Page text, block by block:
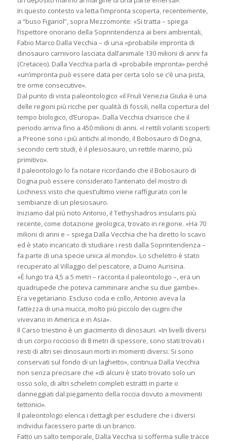
In questo contesto va letta l’impronta scoperta, recentemente,
a “buso Figariol”, sopra Mezzomonte: «Si tratta – spiega
l’ispettore onorario della Soprintendenza ai beni ambientali,
Fabio Marco Dalla Vecchia – di una «probabile impronta di
dinosauro carnivoro lasciata dall’animale 130 milioni di anni fa
(Cretaceo). Dalla Vecchia parla di «probabile impronta» perché
«un’impronta può essere data per certa solo se c’è una pista,
tre orme consecutive».
Dal punto di vista paleontologico «il Friuli Venezia Giulia è una
delle regioni più ricche per qualità di fossili, nella copertura del
tempo biologico, d’Europa». Dalla Vecchia chiarisce che il
periodo arriva fino a 450 milioni di anni. «I rettili volanti scoperti
a Preone sono i più antichi al mondo, il Bobosauro di Dogna,
secondo certi studi, è il plesiosauro, un rettile marino, più
primitivo».
Il paleontologo lo fa notare ricordando che il Bobosauro di
Dogna può essere considerato l’antenato del mostro di
Lochness visto che quest’ultimo viene raffigurato con le
sembianze di un plesiosauro.
Iniziamo dal più noto Antonio, il Tethyshadros insularis più
recente, come dotazione geologica, trovato in regione. «Ha 70
milioni di anni e – spiega Dalla Vecchia che ha diretto lo scavo
ed è stato incaricato di studiare i resti dalla Soprintendenza –
fa parte di una specie unica al mondo». Lo scheletro è stato
recuperato al Villaggio del pescatore, a Duino Aurisina.
«È lungo tra 4,5 a 5 metri – racconta il paleontologo –, era un
quadrupede che poteva camminare anche su due gambe».
Era vegetariano. Escluso coda e collo, Antonio aveva la
fattezza di una mucca, molto più piccolo dei cugini che
vivevano in America e in Asia».
Il Carso triestino è un giacimento di dinosauri. «In livelli diversi
di un corpo roccioso di 8 metri di spessore, sono stati trovati i
resti di altri sei dinosauri morti in momenti diversi. Si sono
conservati sul fondo di un laghetto», continua Dalla Vecchia
non senza precisare che «di alcuni è stato trovato solo un
osso solo, di altri scheletri completi estratti in parte o
danneggiati dal piegamento della roccia dovuto a movimenti
tettonici».
Il paleontologo elenca i dettagli per escludere che i diversi
individui facessero parte di un branco.
Fatto un salto temporale, Dalla Vecchia si sofferma sulle tracce